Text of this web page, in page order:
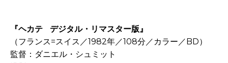
『ヘカテ
デジタル・リマスター版』
（フランス=スイス／1982年／108分／カラー／BD）
監督：ダニエル・シュミット